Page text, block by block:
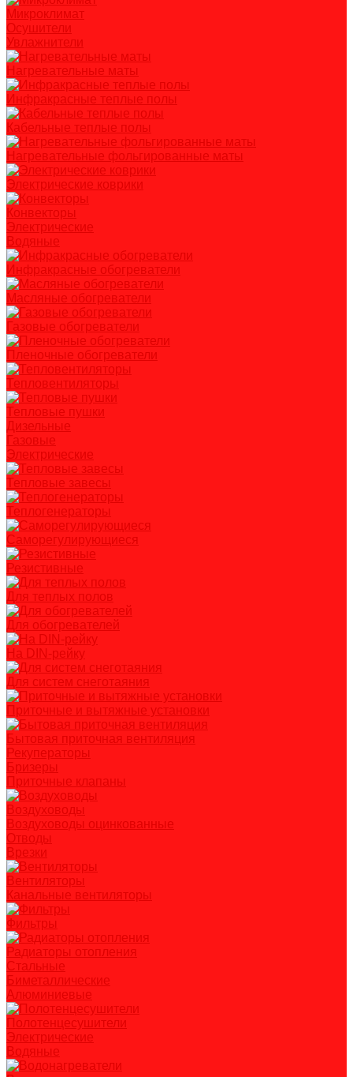
Микроклимат
Осушители
Увлажнители
Нагревательные маты
Инфракрасные теплые полы
Кабельные теплые полы
Нагревательные фольгированные маты
Электрические коврики
Конвекторы
Электрические
Водяные
Инфракрасные обогреватели
Масляные обогреватели
Газовые обогреватели
Пленочные обогреватели
Тепловентиляторы
Тепловые пушки
Дизельные
Газовые
Электрические
Тепловые завесы
Теплогенераторы
Саморегулирующиеся
Резистивные
Для теплых полов
Для обогревателей
На DIN-рейку
Для систем снеготаяния
Приточные и вытяжные установки
Бытовая приточная вентиляция
Рекуператоры
Бризеры
Приточные клапаны
Воздуховоды
Воздуховоды оцинкованные
Отводы
Врезки
Вентиляторы
Канальные вентиляторы
Фильтры
Радиаторы отопления
Стальные
Биметаллические
Алюминиевые
Полотенцесушители
Электрические
Водяные